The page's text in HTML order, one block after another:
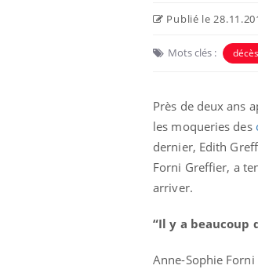
Publié le
Mots clés : décès
Près de deux ans
les moqueries des
dernier, Edith
Forni Greffier, a
arriver.
“Il y a beaucoup
Anne-Sophie